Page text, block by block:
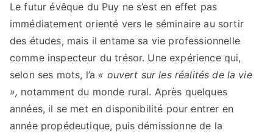
Le futur évêque du Puy ne s’est en effet pas
immédiatement orienté vers le séminaire au sortir
des études, mais il entame sa vie professionnelle
comme inspecteur du trésor. Une expérience qui,
selon ses mots, l’a « ouvert sur les réalités de la vie
», notamment du monde rural. Après quelques
années, il se met en disponibilité pour entrer en
année propédeutique, puis démissionne de la